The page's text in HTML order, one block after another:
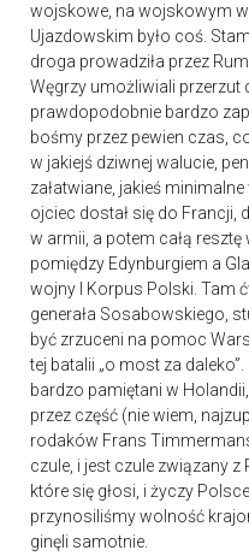
wojskowe, na wojskowym
Ujazdowskim było coś.
droga prowadziła przez
Węgrzy umożliwiali przerzut
prawdopodobnie bardzo
bośmy przez pewien czas,
w jakiejś dziwnej walucie,
załatwiane, jakieś
ojciec dostał się do Francji,
w armii, a potem całą
pomiędzy Edynburgiem a
wojny I Korpus Polski. Tam
generała Sosabowskiego,
być zrzuceni na pomoc
tej batalii „o most za
bardzo pamiętani w
przez część (nie wiem,
rodaków Frans
czule, i jest czule związany
które się głosi, i życzy
przynosiliśmy wolność
ginęli samotnie.